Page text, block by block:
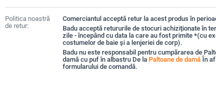
Politica noastră
de retur:
Comerciantul acceptă retur la acest produs în
Badu acceptă retururile de stocuri achiziționate în
zile - începând cu data la care au fost primite *(cu
costumelor de baie și a lenjeriei de corp).
Badu nu este responsabil pentru cumpărarea de
damă cu puf în albastru De la Paltoane de damăÎn
formularului de comandă.